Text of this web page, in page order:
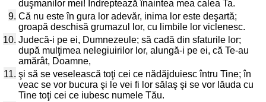
duşmanilor mei! Îndreptează înaintea mea calea Ta.
9. Că nu este în gura lor adevăr, inima lor este deşartă;
groapă deschisă grumazul lor, cu limbile lor viclenesc.
10. Judecă-i pe ei, Dumnezeule; să cadă din sfaturile lor;
după mulţimea nelegiuirilor lor, alungă-i pe ei, că Te-au
amărât, Doamne,
11. şi să se veselească toţi cei ce nădăjduiesc întru Tine; în
veac se vor bucura şi le vei fi lor sălaş şi se vor lăuda cu
Tine toţi cei ce iubesc numele Tău.